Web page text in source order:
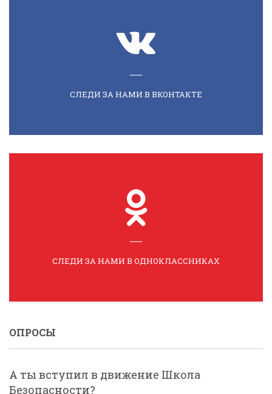
СЛЕДИ ЗА НАМИ В ВКОНТАКТЕ
СЛЕДИ ЗА НАМИ В ОДНОКЛАССНИКАХ
ОПРОСЫ
А ты вступил в движение Школа
Безопасности?